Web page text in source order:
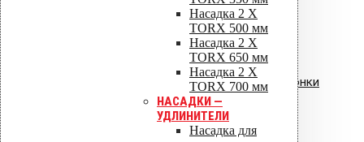
Насадка 2 X
TORX 500 мм
Насадка 2 X
TORX 650 мм
Насадка 2 X
TORX 700 мм
НАСАДКИ —
УДЛИНИТЕЛИ
Насадка для
вентиль.pdf
Инструкция: водосточные воронки
Vilpe AM